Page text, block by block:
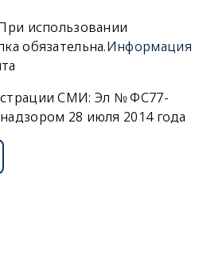
использовании
обязательна.Информация
СМИ: Эл № ФС77-
28 июля 2014 года